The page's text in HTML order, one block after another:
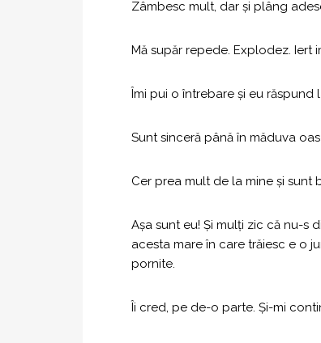
Zâmbesc mult, dar și plâng
Mă supăr repede. Explodez. Iert
Îmi pui o întrebare și eu răspund
Sunt sinceră până în măduva
Cer prea mult de la mine și sunt
Așa sunt eu! Și mulți zic că nu-s
acesta mare în care trăiesc e o
pornite.
Îi cred, pe de-o parte. Și-mi